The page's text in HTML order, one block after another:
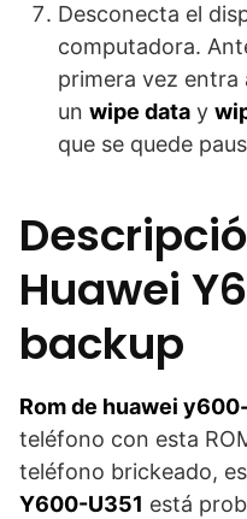
Desconecta el
computadora.
primera vez entra
un wipe data y
que se quede
Huawei
backup
Rom de huawei
teléfono con esta
teléfono brickeado,
Y600-U351 está